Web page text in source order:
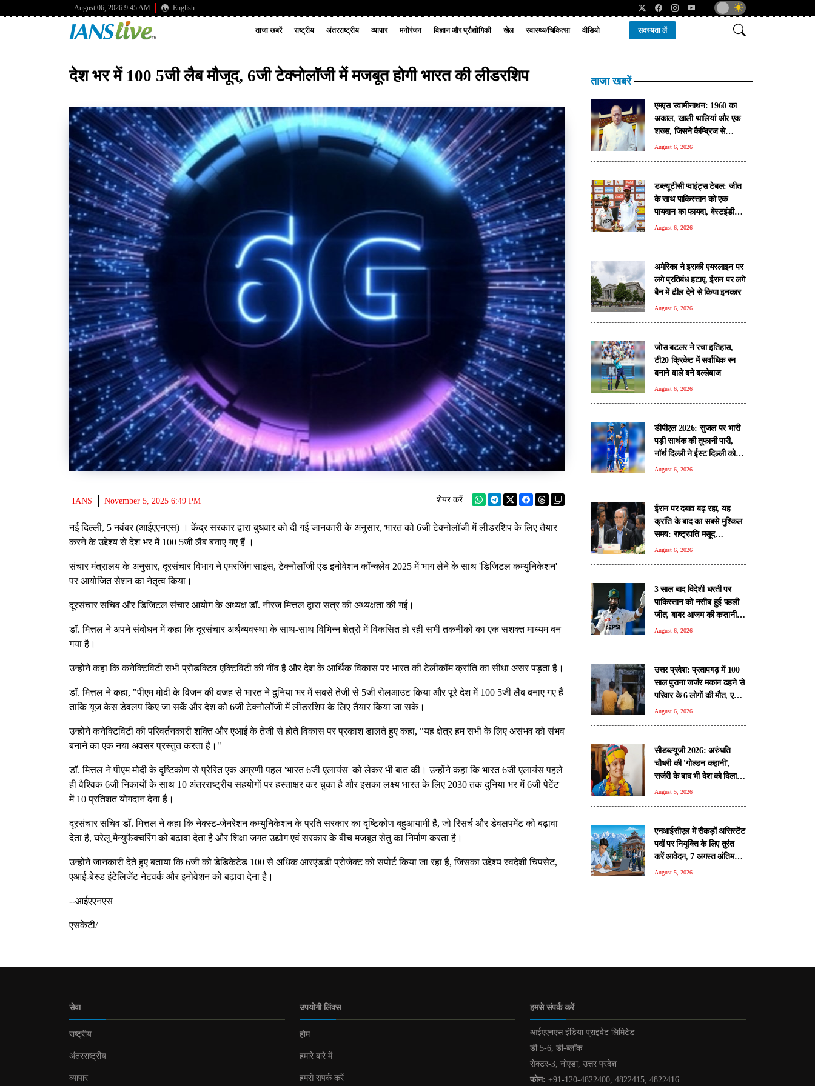
August 06, 2026 9:45 AM English
ताजा खबरें राष्ट्रीय अंतरराष्ट्रीय व्यापार मनोरंजन विज्ञान और प्रौद्योगिकी खेल स्वास्थ्य/चिकित्सा वीडियो सदस्यता लें
देश भर में 100 5जी लैब मौजूद, 6जी टेक्नोलॉजी में मजबूत होगी भारत की लीडरशिप
IANS November 5, 2025 6:49 PM शेयर करें |
नई दिल्ली, 5 नवंबर (आईएएनएस) । केंद्र सरकार द्वारा बुधवार को दी गई जानकारी के अनुसार, भारत को 6जी टेक्नोलॉजी में लीडरशिप के लिए तैयार
करने के उद्देश्य से देश भर में 100 5जी लैब बनाए गए हैं ।
संचार मंत्रालय के अनुसार, दूरसंचार विभाग ने एमरजिंग साइंस, टेक्नोलॉजी एंड इनोवेशन कॉन्क्लेव 2025 में भाग लेने के साथ 'डिजिटल कम्युनिकेशन'
पर आयोजित सेशन का नेतृत्व किया।
दूरसंचार सचिव और डिजिटल संचार आयोग के अध्यक्ष डॉ. नीरज मित्तल द्वारा सत्र की अध्यक्षता की गई।
डॉ. मित्तल ने अपने संबोधन में कहा कि दूरसंचार अर्थव्यवस्था के साथ-साथ विभिन्न क्षेत्रों में विकसित हो रही सभी तकनीकों का एक सशक्त माध्यम बन
गया है।
उन्होंने कहा कि कनेक्टिविटी सभी प्रोडक्टिव एक्टिविटी की नींव है और देश के आर्थिक विकास पर भारत की टेलीकॉम क्रांति का सीधा असर पड़ता है।
डॉ. मित्तल ने कहा, "पीएम मोदी के विजन की वजह से भारत ने दुनिया भर में सबसे तेजी से 5जी रोलआउट किया और पूरे देश में 100 5जी लैब बनाए गए हैं
ताकि यूज केस डेवलप किए जा सकें और देश को 6जी टेक्नोलॉजी में लीडरशिप के लिए तैयार किया जा सके।
उन्होंने कनेक्टिविटी की परिवर्तनकारी शक्ति और एआई के तेजी से होते विकास पर प्रकाश डालते हुए कहा, "यह क्षेत्र हम सभी के लिए असंभव को संभव
बनाने का एक नया अवसर प्रस्तुत करता है।"
डॉ. मित्तल ने पीएम मोदी के दृष्टिकोण से प्रेरित एक अग्रणी पहल 'भारत 6जी एलायंस' को लेकर भी बात की। उन्होंने कहा कि भारत 6जी एलायंस पहले
ही वैश्विक 6जी निकायों के साथ 10 अंतरराष्ट्रीय सहयोगों पर हस्ताक्षर कर चुका है और इसका लक्ष्य भारत के लिए 2030 तक दुनिया भर में 6जी पेटेंट
में 10 प्रतिशत योगदान देना है।
दूरसंचार सचिव डॉ. मित्तल ने कहा कि नेक्स्ट-जेनरेशन कम्युनिकेशन के प्रति सरकार का दृष्टिकोण बहुआयामी है, जो रिसर्च और डेवलपमेंट को बढ़ावा
देता है, घरेलू मैन्युफैक्चरिंग को बढ़ावा देता है और शिक्षा जगत उद्योग एवं सरकार के बीच मजबूत सेतु का निर्माण करता है।
उन्होंने जानकारी देते हुए बताया कि 6जी को डेडिकेटेड 100 से अधिक आरएंडडी प्रोजेक्ट को सपोर्ट किया जा रहा है, जिसका उद्देश्य स्वदेशी चिपसेट,
एआई-बेस्ड इंटेलिजेंट नेटवर्क और इनोवेशन को बढ़ावा देना है।
--आईएएनएस
एसकेटी/
ताजा खबरें
एमएस स्वामीनाथन: 1960 का
अकाल, खाली थालियां और एक
शख्स, जिसने कैम्ब्रिज से
लौटकर खेतों को चुना और बचा
August 6, 2026
डब्ल्यूटीसी प्वाइंट्स टेबल: जीत
के साथ पाकिस्तान को एक
पायदान का फायदा, वेस्टइंडीज
का हुआ नुकसान
August 6, 2026
अमेरिका ने इराकी एयरलाइन पर
लगे प्रतिबंध हटाए, ईरान पर लगे
बैन में ढील देने से किया इनकार
August 6, 2026
जोस बटलर ने रचा इतिहास,
टी20 क्रिकेट में सर्वाधिक रन
बनाने वाले बने बल्लेबाज
August 6, 2026
डीपीएल 2026: सुजल पर भारी
पड़ी सार्थक की तूफानी पारी,
नॉर्थ दिल्ली ने ईस्ट दिल्ली को 6
विकेट से हराया
August 6, 2026
ईरान पर दबाव बढ़ रहा, यह
क्रांति के बाद का सबसे मुश्किल
समय: राष्ट्रपति मसूद
पेजेश्कियन
August 6, 2026
3 साल बाद विदेशी धरती पर
पाकिस्तान को नसीब हुई पहली
जीत, बाबर आजम की कप्तानी में
थमा हार का सिलसिला
August 6, 2026
उत्तर प्रदेश: प्रतापगढ़ में 100
साल पुराना जर्जर मकान ढहने से
परिवार के 6 लोगों की मौत, एक
युवक जिंदा बचा
August 6, 2026
सीडब्ल्यूजी 2026: अरुंधति
चौधरी की 'गोल्डन कहानी',
सर्जरी के बाद भी देश को दिलाया
मेडल
August 5, 2026
एनआईसीएल में सैकड़ों असिस्टेंट
पदों पर नियुक्ति के लिए तुरंत
करें आवेदन, 7 अगस्त अंतिम
तिथि
August 5, 2026
सेवा
राष्ट्रीय
अंतरराष्ट्रीय
व्यापार
उपयोगी लिंक्स
होम
हमारे बारे में
हमसे संपर्क करें
हमसे संपर्क करें
आईएएनएस इंडिया प्राइवेट लिमिटेड
डी 5-6, डी-ब्लॉक
सेक्टर-3, नोएडा, उत्तर प्रदेश
फोन: +91-120-4822400, 4822415, 4822416